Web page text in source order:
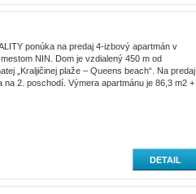
ponúka na predaj 4-izbový apartmán v
NIN. Dom je vzdialený 450 m od
„Kraljičinej plaže – Queens beach“. Na predaj
2. poschodí. Výmera apartmánu je 86,3 m2 +
DETAIL